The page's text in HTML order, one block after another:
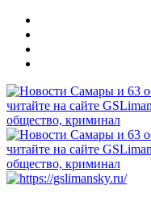
Меню